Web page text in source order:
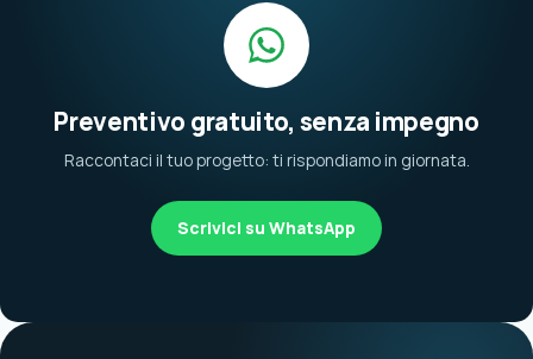
Preventivo gratuito, senza impegno
Raccontaci il tuo progetto: ti rispondiamo in giornata.
Scrivici su WhatsApp